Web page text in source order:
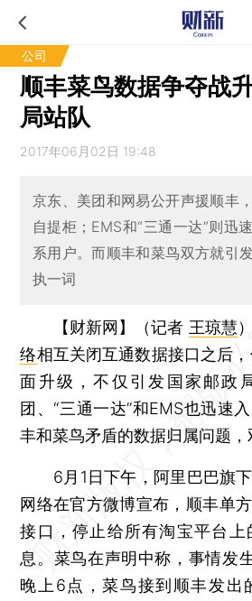
公司
顺丰菜鸟数据争夺战
局站队
2017年06月02日 19:48
京东、美团和网易公开声援顺丰
自提柜；EMS和“三通一达”则迅
系用户。而顺丰和菜鸟双方就引
执一词
【财新网】（记者 王琼慧）
络相互关闭互通数据接口之后
面升级，不仅引发国家邮政
团、“三通一达”和EMS也迅速
丰和菜鸟矛盾的数据归属问题，
6月1日下午，阿里巴巴旗下
网络在官方微博宣布，顺丰单
接口，停止给所有淘宝平台
息。菜鸟在声明中称，事情发
晚上6点，菜鸟接到顺丰发出